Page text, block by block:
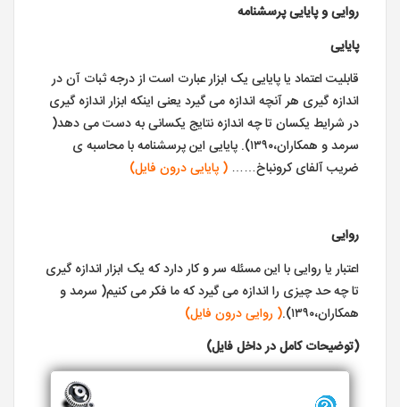
روایی و پایایی پرسشنامه
پایایی
قابلیت اعتماد یا پایایی یک ابزار عبارت است از درجه ثبات آن در
اندازه گیری هر آنچه اندازه می گیرد یعنی اینکه ابزار اندازه گیری
در شرایط یکسان تا چه اندازه نتایج یکسانی به دست می دهد(
سرمد و همکاران،۱۳۹۰). پایایی این پرسشنامه با محاسبه ی
ضریب آلفای کرونباخ…… ( پایایی درون فایل)
روایی
اعتبار یا روایی با این مسئله سر و کار دارد که یک ابزار اندازه گیری
تا چه حد چیزی را اندازه می گیرد که ما فکر می کنیم( سرمد و
همکاران،۱۳۹۰).
( روایی درون فایل)
(توضیحات کامل در داخل فایل)